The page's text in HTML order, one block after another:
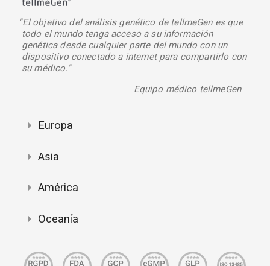
"El objetivo del análisis genético de tellmeGen es que
todo el mundo tenga acceso a su información
genética desde cualquier parte del mundo con un
dispositivo conectado a internet para compartirlo con
su médico."
Equipo médico tellmeGen
Europa
Asia
América
Oceanía